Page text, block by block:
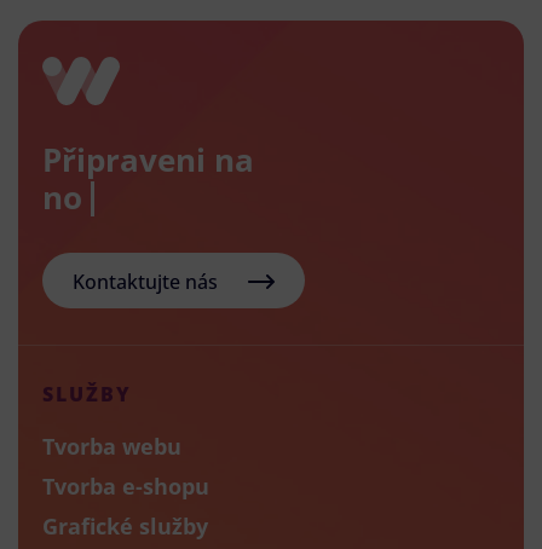
Připraveni na
nový e
Kontaktujte nás
SLUŽBY
Tvorba webu
Tvorba e-shopu
Grafické služby